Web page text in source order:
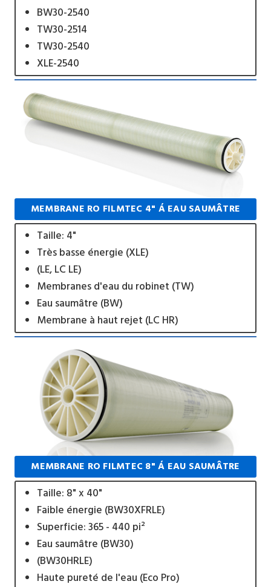
BW30-2540
TW30-2514
TW30-2540
XLE-2540
MEMBRANE RO FILMTEC 4" Á EAU SAUMÂTRE
Taille: 4"
Très basse énergie (XLE)
(LE, LC LE)
Membranes d'eau du robinet (TW)
Eau saumâtre (BW)
Membrane à haut rejet (LC HR)
MEMBRANE RO FILMTEC 8" Á EAU SAUMÂTRE
Taille: 8" x 40"
Faible énergie (BW30XFRLE)
Superficie: 365 - 440 pi²
Eau saumâtre (BW30)
(BW30HRLE)
Haute pureté de l'eau (Eco Pro)